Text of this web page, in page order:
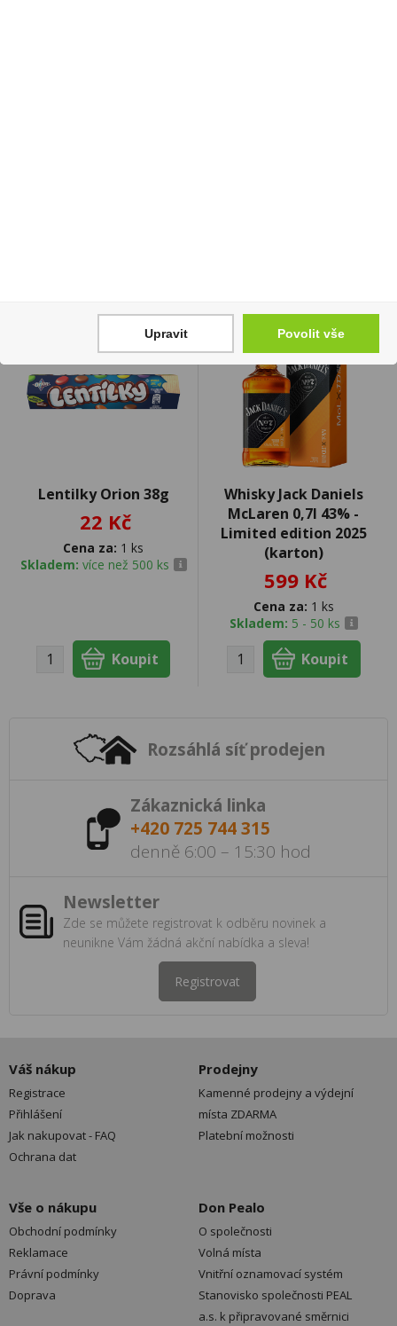
Lentilky Orion 38g
22 Kč
Cena za: 1 ks
Skladem: více než 500 ks
Whisky Jack Daniels
McLaren 0,7l 43% -
Limited edition 2025
(karton)
599 Kč
Cena za: 1 ks
Skladem: 5 - 50 ks
Rozsáhlá síť prodejen
Zákaznická linka
+420 725 744 315
denně 6:00 – 15:30 hod
Newsletter
Zde se můžete registrovat k odběru novinek a
neunikne Vám žádná akční nabídka a sleva!
Registrovat
Váš nákup
Registrace
Přihlášení
Jak nakupovat - FAQ
Ochrana dat
Prodejny
Kamenné prodejny a výdejní
místa ZDARMA
Platební možnosti
Vše o nákupu
Obchodní podmínky
Reklamace
Právní podmínky
Doprava
Don Pealo
O společnosti
Volná místa
Vnitřní oznamovací systém
Stanovisko společnosti PEAL
a.s. k připravované směrnici
Upravit Povolit vše